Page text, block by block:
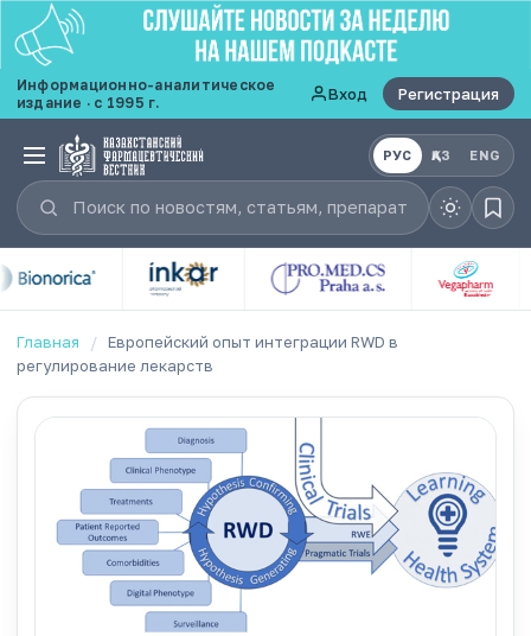
Информационно-аналитическое
издание · с 1995 г.
Вход Регистрация
РУС ҚАЗ ENG
Главная / Европейский опыт интеграции RWD в
регулирование лекарств